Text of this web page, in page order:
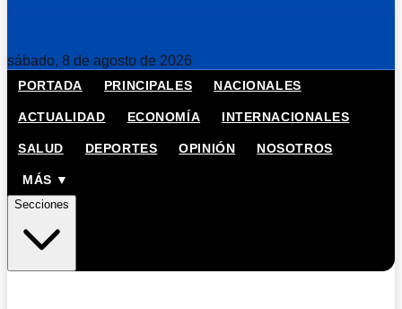
sábado, 8 de agosto de 2026
PORTADA PRINCIPALES NACIONALES
ACTUALIDAD ECONOMÍA INTERNACIONALES
SALUD DEPORTES OPINIÓN NOSOTROS
MÁS ▼
Secciones